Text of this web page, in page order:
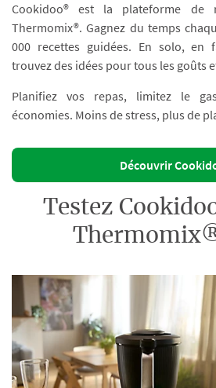
Cookidoo® est la plateforme de
Thermomix®. Gagnez du temps
000 recettes guidées. En solo, en
trouvez des idées pour tous les goûts
Planifiez vos repas, limitez le
économies. Moins de stress, plus de
Découvrir
Testez